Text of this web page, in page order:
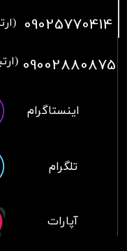
09025770414
09002880875
آپارات
تلگرام
اینستاگرام